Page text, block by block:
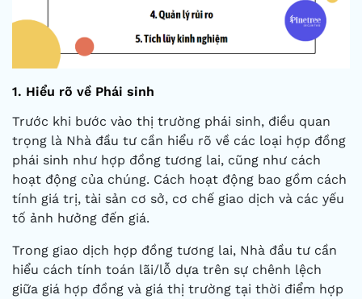
1. Hiểu rõ về Phái sinh
Trước khi bước vào thị trường phái sinh, điều quan
trọng là Nhà đầu tư cần hiểu rõ về các loại hợp đồng
phái sinh như hợp đồng tương lai, cũng như cách
hoạt động của chúng. Cách hoạt động bao gồm cách
tính giá trị, tài sản cơ sở, cơ chế giao dịch và các yếu
tố ảnh hưởng đến giá.
Trong giao dịch hợp đồng tương lai, Nhà đầu tư cần
hiểu cách tính toán lãi/lỗ dựa trên sự chênh lệch
giữa giá hợp đồng và giá thị trường tại thời điểm hợp